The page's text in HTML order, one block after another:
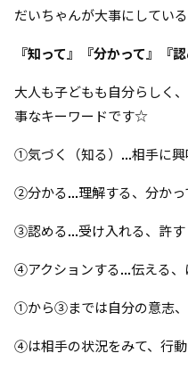
だいちゃんが大事にしてい
『知って』『分かって』『
大人も子どもも自分らしく
事なキーワードです☆
①気づく（知る） ...相手に
②分かる...理解する、分か
③認める...受け入れる、許す
④アクションする...伝える
①から③までは自分の意志、
④は相手の状況をみて、行